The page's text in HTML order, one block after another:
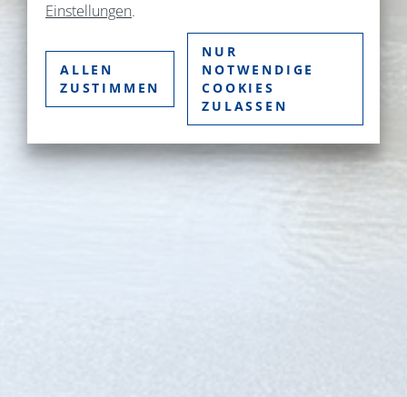
Einstellungen.
ALLEN
ZUSTIMMEN
NUR
NOTWENDIGE
COOKIES
ZULASSEN